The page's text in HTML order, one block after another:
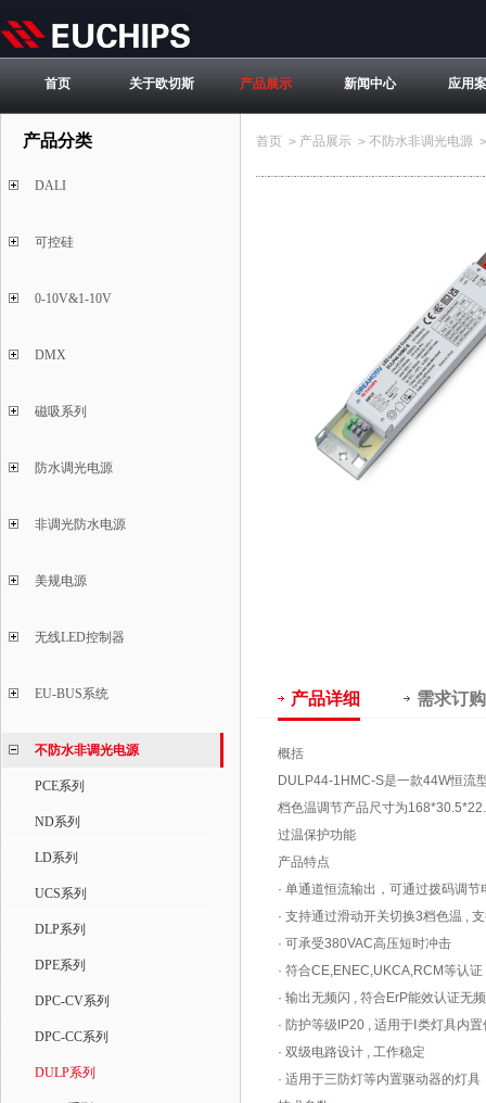
首页 关于欧切斯 产品展示 新闻中心 应用
产品分类
DALI
可控硅
0-10V&1-10V
DMX
磁吸系列
防水调光电源
非调光防水电源
美规电源
无线LED控制器
EU-BUS系统
不防水非调光电源
PCE系列
ND系列
LD系列
UCS系列
DLP系列
DPE系列
DPC-CV系列
DPC-CC系列
DULP系列
首页 > 产品展示 > 不防水非调光电源 >
产品详细 需求订购
概括
DULP44-1HMC-S是一款44W恒流
档色温调节产品尺寸为
过温保护功能
产品特点
· 单通道恒流输出，可通过拨码调节
· 支持通过滑动开关切换3档色温 ,
· 可承受380VAC高压短时冲击
· 符合CE,ENEC,UKCA,RCM等认证
· 输出无频闪 , 符合ErP能效认证无
· 防护等级IP20 , 适用于Ⅰ类灯具内
· 双级电路设计 , 工作稳定
· 适用于三防灯等内置驱动器的灯具